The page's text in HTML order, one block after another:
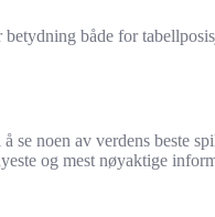
både for
noen av verdens beste
og mest nøyaktige